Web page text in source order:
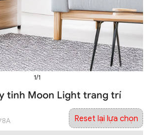
1/1
tinh Moon Light trang trí
Reset lại lựa chọn